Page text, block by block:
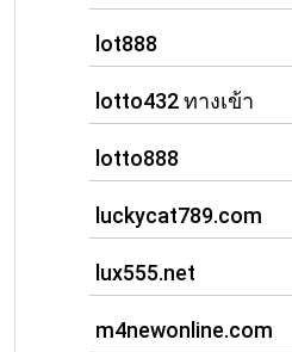
lot888
lotto432 ทางเข้า
lotto888
luckycat789.com
lux555.net
m4newonline.com